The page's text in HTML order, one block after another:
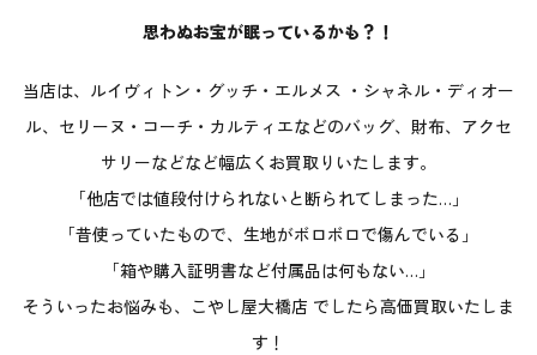
思わぬお宝が眠っているかも？！
当店は、ルイヴィトン・グッチ・エルメス ・シャネル・ディオー
ル、セリーヌ・コーチ・カルティエなどのバッグ、財布、アクセ
サリーなどなど幅広くお買取りいたします。
「他店では値段付けられないと断られてしまった…」
「昔使っていたもので、生地がボロボロで傷んでいる」
「箱や購入証明書など付属品は何もない…」
そういったお悩みも、こやし屋大橋店 でしたら高価買取いたしま
す！